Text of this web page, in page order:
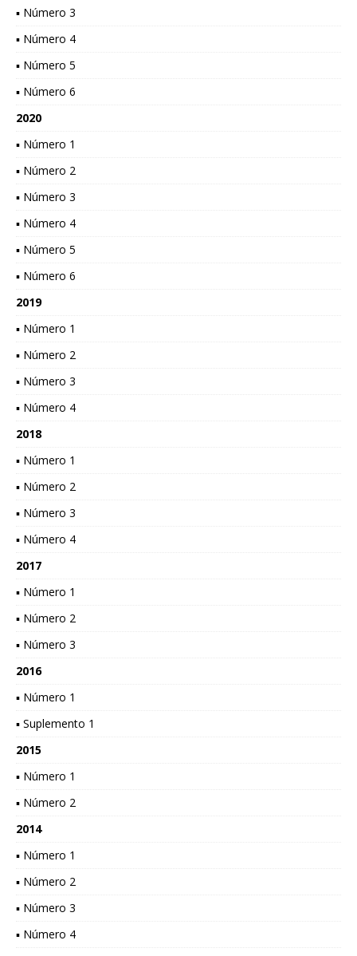
▪ Número 3
▪ Número 4
▪ Número 5
▪ Número 6
2020
▪ Número 1
▪ Número 2
▪ Número 3
▪ Número 4
▪ Número 5
▪ Número 6
2019
▪ Número 1
▪ Número 2
▪ Número 3
▪ Número 4
2018
▪ Número 1
▪ Número 2
▪ Número 3
▪ Número 4
2017
▪ Número 1
▪ Número 2
▪ Número 3
2016
▪ Número 1
▪ Suplemento 1
2015
▪ Número 1
▪ Número 2
2014
▪ Número 1
▪ Número 2
▪ Número 3
▪ Número 4